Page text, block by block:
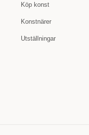
Köp konst
Konstnärer
Utställningar